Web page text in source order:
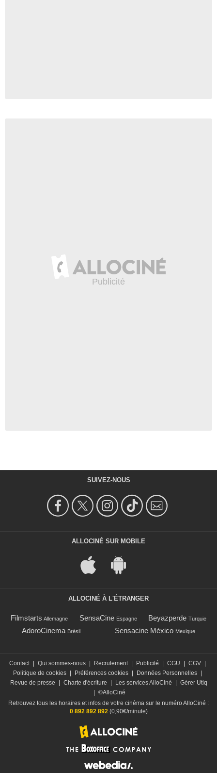
SUIVEZ-NOUS
ALLOCINÉ SUR MOBILE
ALLOCINÉ À L'ÉTRANGER
Filmstarts Allemagne SensaCine Espagne Beyazperde Turquie
AdoroCinema Brésil Sensacine México Mexique
Contact | Qui sommes-nous | Recrutement | Publicité | CGU | CGV |
Politique de cookies | Préférences cookies | Données Personnelles |
Revue de presse
| Charte d'écriture | Les services AlloCiné | Gérer Utiq
| ©AlloCiné
Retrouvez tous les horaires et infos de votre cinéma sur le numéro AlloCiné :
0 892 892 892 (0,90€/minute)